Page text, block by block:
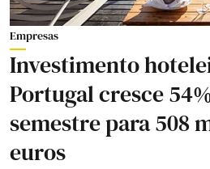
Empresas
Investimento
Portugal cresce 54%
semestre para 508
euros